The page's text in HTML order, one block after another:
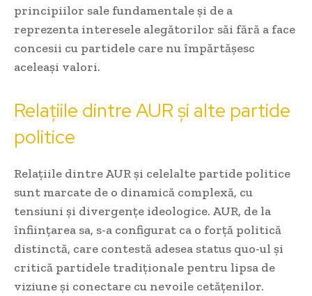
principiilor sale fundamentale și de a
reprezenta interesele alegătorilor săi fără a face
concesii cu partidele care nu împărtășesc
aceleași valori.
Relațiile dintre AUR și alte partide
politice
Relațiile dintre AUR și celelalte partide politice
sunt marcate de o dinamică complexă, cu
tensiuni și divergențe ideologice. AUR, de la
înființarea sa, s-a configurat ca o forță politică
distinctă, care contestă adesea status quo-ul și
critică partidele tradiționale pentru lipsa de
viziune și conectare cu nevoile cetățenilor.